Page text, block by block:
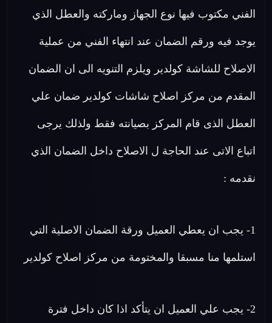
الفني مكتوب فيها نوع الجهاز وماركته والعطل الذي
يوجد فيه ورقم الضمان عند انتهاء الفني من عملية
الاصلاح للشاشة كولدير ويلزم التنويه الى ان الضمان
المقدم من مركز اصلاح شاشات كولدير ضمان علي
العطل الذى قام المركز بصيانته فقط ولذلك يرجى
اتباع الاتى عند الحاجة ل الاصلاح داخل الضمان الذي
نقدمه :
1- يجب ان يعطي العميل ورقة الضمان الاصلية التي
استلمها منا مسبقا والمختومة من مركز اصلاح كولدير
2- يجب علي العميل ان يتأكد اذا كان داخل فترة